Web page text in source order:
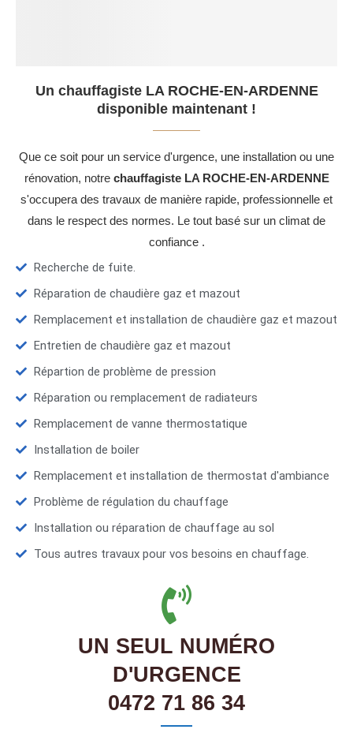
Un chauffagiste LA ROCHE-EN-ARDENNE
disponible maintenant !
Que ce soit pour un service d'urgence, une installation ou une
rénovation, notre chauffagiste LA ROCHE-EN-ARDENNE
s'occupera des travaux de manière rapide, professionnelle et
dans le respect des normes. Le tout basé sur un climat de
confiance .
Recherche de fuite.
Réparation de chaudière gaz et mazout
Remplacement et installation de chaudière gaz et mazout
Entretien de chaudière gaz et mazout
Répartion de problème de pression
Réparation ou remplacement de radiateurs
Remplacement de vanne thermostatique
Installation de boiler
Remplacement et installation de thermostat d'ambiance
Problème de régulation du chauffage
Installation ou réparation de chauffage au sol
Tous autres travaux pour vos besoins en chauffage.
UN SEUL NUMÉRO
D'URGENCE
0472 71 86 34